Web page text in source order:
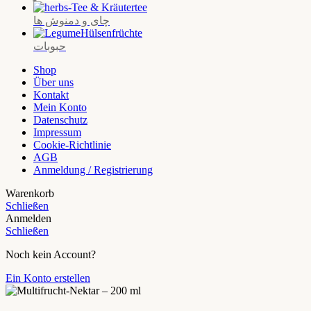
Tee & Kräutertee
چای و دمنوش‌ ها
Hülsenfrüchte
حبوبات
Shop
Über uns
Kontakt
Mein Konto
Datenschutz
Impressum
Cookie-Richtlinie
AGB
Anmeldung / Registrierung
Warenkorb
Schließen
Anmelden
Schließen
Noch kein Account?
Ein Konto erstellen